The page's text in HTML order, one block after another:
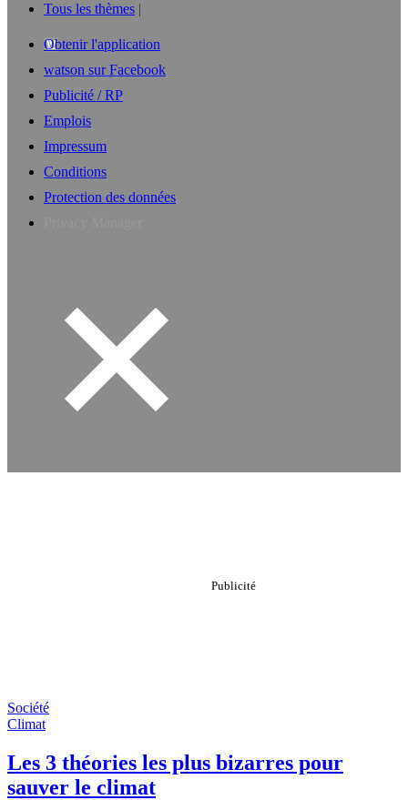
Tous les thèmes
Obtenir l'application
watson sur Facebook
Publicité / RP
Emplois
Impressum
Conditions
Protection des données
Société
Climat
Les 3 théories les plus bizarres pour
sauver le climat